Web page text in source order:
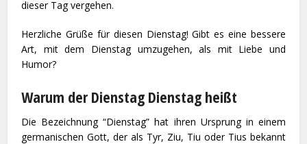
dieser Tag vergehen.
Herzliche Grüße für diesen Dienstag! Gibt es eine bessere
Art, mit dem Dienstag umzugehen, als mit Liebe und
Humor?
Warum der Dienstag Dienstag heißt
Die Bezeichnung “Dienstag” hat ihren Ursprung in einem
germanischen Gott, der als Tyr, Ziu, Tiu oder Tius bekannt